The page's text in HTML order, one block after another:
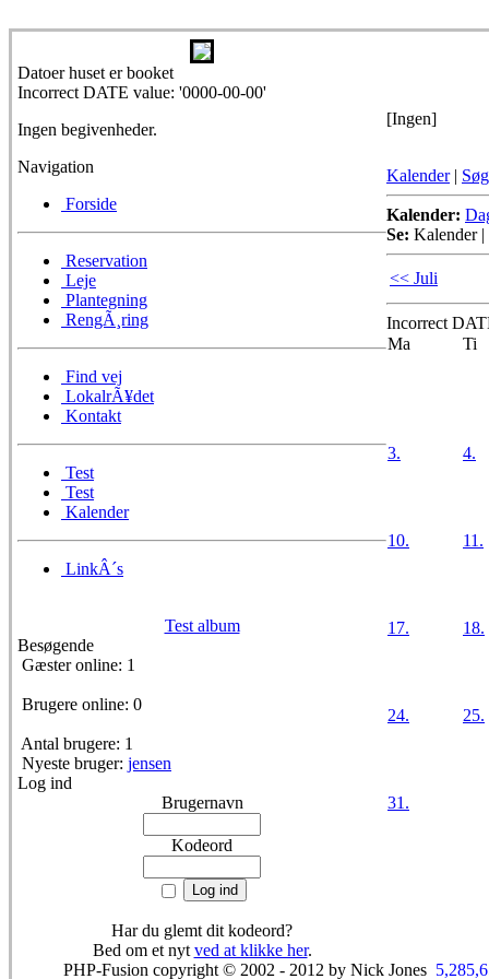
Datoer huset er booket
Incorrect DATE value: '0000-00-00'
Ingen begivenheder.
Navigation
Forside
Reservation
Leje
Plantegning
RengÃ¸ring
Find vej
LokalrÃ¥det
Kontakt
Test
Test
Kalender
LinkÂ´s
Test album
Besøgende
Gæster online: 1
Brugere online: 0
Antal brugere: 1
Nyeste bruger: jensen
Log ind
Brugernavn
Kodeord
Har du glemt dit kodeord?
Bed om et nyt ved at klikke her.
[Ingen]
Kalender | Søg
Kalender:
Se: Kalender|
<< Juli
Incorrect
Ma
Ti
3. 4.
10. 11.
17. 18.
24. 25.
31.
PHP-Fusion copyright © 2002 - 2012 by Nick Jones